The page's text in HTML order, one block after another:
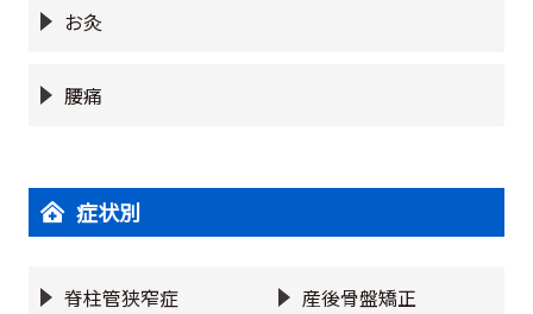
お灸
腰痛
症状別
脊柱管狭窄症 産後骨盤矯正